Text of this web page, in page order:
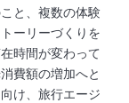
と、複数の体験
ーリーづくりを
時間が変わって
費額の増加へと
け、旅行エージ